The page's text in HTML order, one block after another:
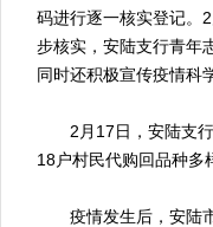
码进行逐一核实登记。
步核实，安陆支行青年
同时还积极宣传疫情科
2月17日，安陆支行
18户村民代购回品种多
疫情发生后，安陆市